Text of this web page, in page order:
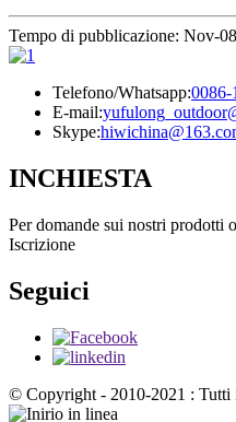
Tempo di pubblicazione: Nov-
Telefono/Whatsapp:0086-
E-mail:
Skype:
INCHIESTA
Per domande sui nostri prodotti
Iscrizione
Seguici
© Copyright - 2010-2021 : Tutti